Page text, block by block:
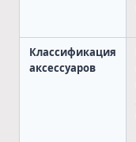
Классификация
аксессуаров